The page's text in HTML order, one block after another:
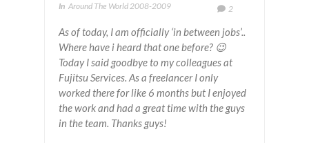
In Around The World 2008-2009 2
As of today, I am officially ‘in between jobs’..
Where have i heard that one before? 😉
Today I said goodbye to my colleagues at
Fujitsu Services. As a freelancer I only
worked there for like 6 months but I enjoyed
the work and had a great time with the guys
in the team. Thanks guys!